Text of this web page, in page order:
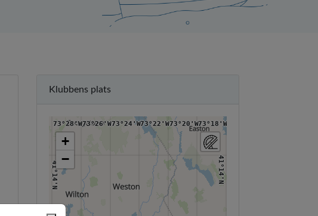
Klubbens plats
73°28'W73°26'W73°24'W73°22'W73°20'W73°18'W
41°14'N 41°14'N
41°18'N
+
−